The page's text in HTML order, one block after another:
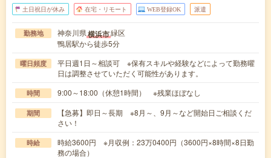
土日祝日が休み 在宅・リモート WEB登録OK 派遣
勤務地 神奈川県横浜市緑区
鴨居駅から徒歩5分
曜日頻度
平日週1日～相談可 ※保有スキルや経験などによって勤務曜
日は調整させていただく可能性があります。
時間 9:00～18:00（休憩1時間） ※残業ほぼなし
期間
【急募】即日～長期 ※8月～、9月～など開始日ご相談くだ
さい！
時給
時給3600円 ※月収例：23万0400円（3600円×8時間×8日勤
務の場合）